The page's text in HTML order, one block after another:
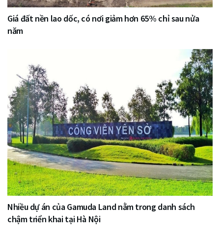
Giá đất nền lao dốc, có nơi giảm hơn 65% chỉ sau nửa
năm
Nhiều dự án của Gamuda Land nằm trong danh sách
chậm triển khai tại Hà Nội